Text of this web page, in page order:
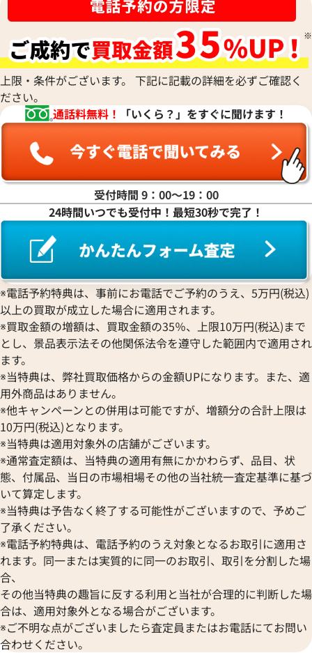
上限・条件がございます。 下記に記載の詳細を必ずご確認く
ださい。
通話料無料！
「いくら？」をすぐに聞けます！
受付時間 9：00〜19：00
24時間いつでも受付中！最短30秒で完了！
※電話予約特典は、事前にお電話でご予約のうえ、5万円(税込)
以上の買取が成立した場合に適用されます。
※買取金額の増額は、買取金額の35％、上限10万円(税込)まで
とし、景品表示法その他関係法令を遵守した範囲内で適用され
ます。
※当特典は、弊社買取価格からの金額UPになります。また、適
用外商品はありません。
※他キャンペーンとの併用は可能ですが、増額分の合計上限は
10万円(税込)となります。
※当特典は適用対象外の店舗がございます。
※通常査定額は、当特典の適用有無にかかわらず、品目、状
態、付属品、当日の市場相場その他の当社統一査定基準に基づ
いて算定します。
※当特典は予告なく終了する可能性がございますので、予めご
了承ください。
※電話予約特典は、電話予約のうえ対象となるお取引に適用さ
れます。同一または実質的に同一のお取引、取引を分割した場
合、
その他当特典の趣旨に反する利用と当社が合理的に判断した場
合は、適用対象外となる場合がございます。
※ご不明な点がございましたら査定員またはお電話にてお問い
合わせください。